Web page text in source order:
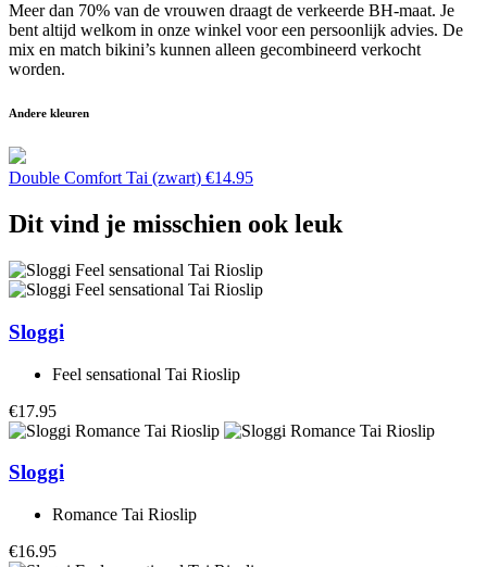
Meer dan 70% van de vrouwen draagt de verkeerde BH-maat. Je
bent altijd welkom in onze winkel voor een persoonlijk advies. De
mix en match bikini’s kunnen alleen gecombineerd verkocht
worden.
Andere kleuren
Double Comfort Tai (zwart) €14.95
Dit vind je misschien ook leuk
Sloggi
Feel sensational Tai Rioslip
€17.95
Sloggi
Romance Tai Rioslip
€16.95